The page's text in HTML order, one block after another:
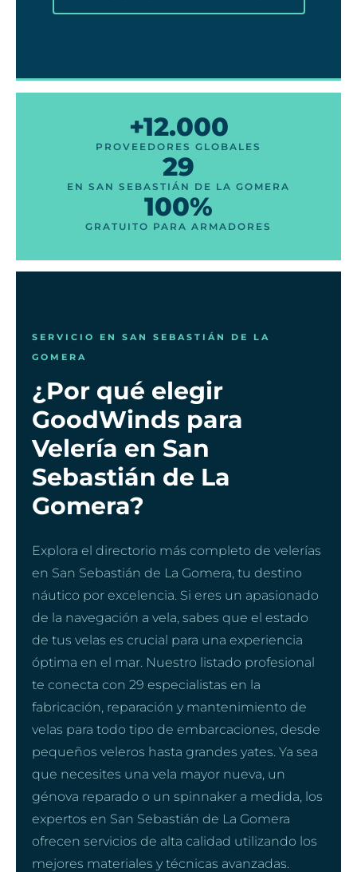
+12.000
PROVEEDORES GLOBALES
29
EN SAN SEBASTIÁN DE LA GOMERA
100%
GRATUITO PARA ARMADORES
SERVICIO EN SAN SEBASTIÁN DE LA
GOMERA
¿Por qué elegir
GoodWinds para
Velería en San
Sebastián de La
Gomera?
Explora el directorio más completo de velerías
en San Sebastián de La Gomera, tu destino
náutico por excelencia. Si eres un apasionado
de la navegación a vela, sabes que el estado
de tus velas es crucial para una experiencia
óptima en el mar. Nuestro listado profesional
te conecta con 29 especialistas en la
fabricación, reparación y mantenimiento de
velas para todo tipo de embarcaciones, desde
pequeños veleros hasta grandes yates. Ya sea
que necesites una vela mayor nueva, un
génova reparado o un spinnaker a medida, los
expertos en San Sebastián de La Gomera
ofrecen servicios de alta calidad utilizando los
mejores materiales y técnicas avanzadas.